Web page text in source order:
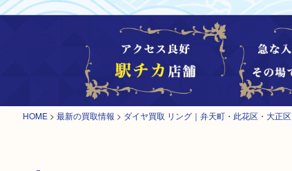
HOME > 最新の買取情報 > ダイヤ買取 リング｜弁天町・此花区・大正区